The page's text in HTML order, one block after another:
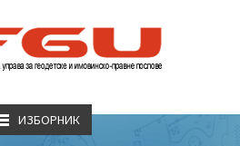
ИЗБОРНИК